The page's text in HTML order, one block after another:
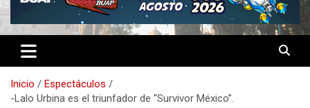
Inicio
Espectáculos
-Lalo Urbina es el triunfador de “Survivor México”.